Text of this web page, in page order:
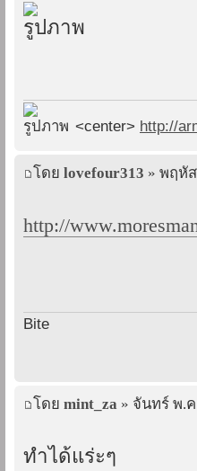
<center> http://
โดย lovefour313 » พฤหัส
http://
Bite
โดย mint_za » จันทร์ พ.ค
ทำได้แร่ะๆ